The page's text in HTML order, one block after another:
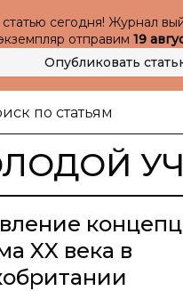
статью сегодня! Журнал
отправим 19
Опубликовать
XX века в